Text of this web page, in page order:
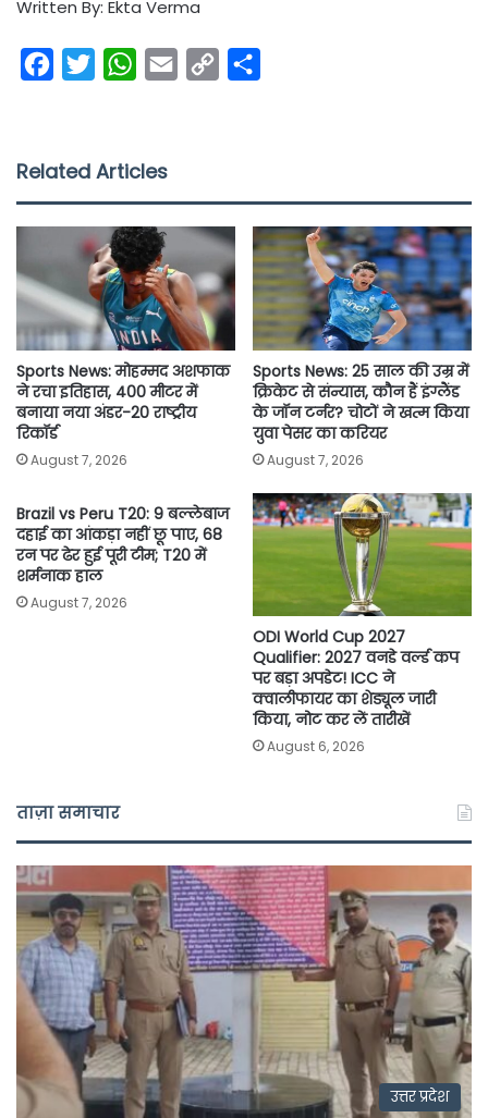
Written By: Ekta Verma
e
o
k
t
e
r
W
t
A
p
p
i
n
k
Related Articles
Sports News: मोहम्मद अशफाक
ने रचा इतिहास, 400 मीटर में
बनाया नया अंडर-20 राष्ट्रीय
रिकॉर्ड
August 7, 2026
Sports News: 25 साल की उम्र में
क्रिकेट से संन्यास, कौन हैं इंग्लैंड
के जॉन टर्नर? चोटों ने खत्म किया
युवा पेसर का करियर
August 7, 2026
Brazil vs Peru T20: 9 बल्लेबाज
दहाई का आंकड़ा नहीं छू पाए, 68
रन पर ढेर हुई पूरी टीम; T20 में
शर्मनाक हाल
August 7, 2026
ODI World Cup 2027
Qualifier: 2027 वनडे वर्ल्ड कप
पर बड़ा अपडेट! ICC ने
क्वालीफायर का शेड्यूल जारी
किया, नोट कर लें तारीखें
August 6, 2026
ताज़ा समाचार
उत्तर प्रदेश